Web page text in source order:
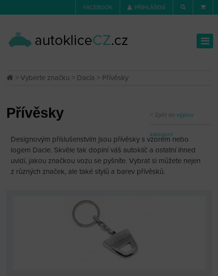
FACEBOOK PŘIHLÁŠENÍ
>Vyberte značku > Dacia > Přívěsky
Zpět dovýpisu
kategorií
Přívěsky
Designovým příslušenstvím jsou přívěsky s vzorem nebo
logem Dacie. Skvěle tak doplní váš autoklíč a ostatní ihned
uvidí, jakou značkou vozu se pyšníte. Vybrat si můžete nejen
z různých značek, ale také stylů a barev přívěsků.